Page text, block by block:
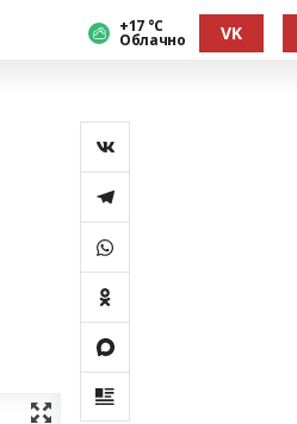
+17 °С
Облачно VK